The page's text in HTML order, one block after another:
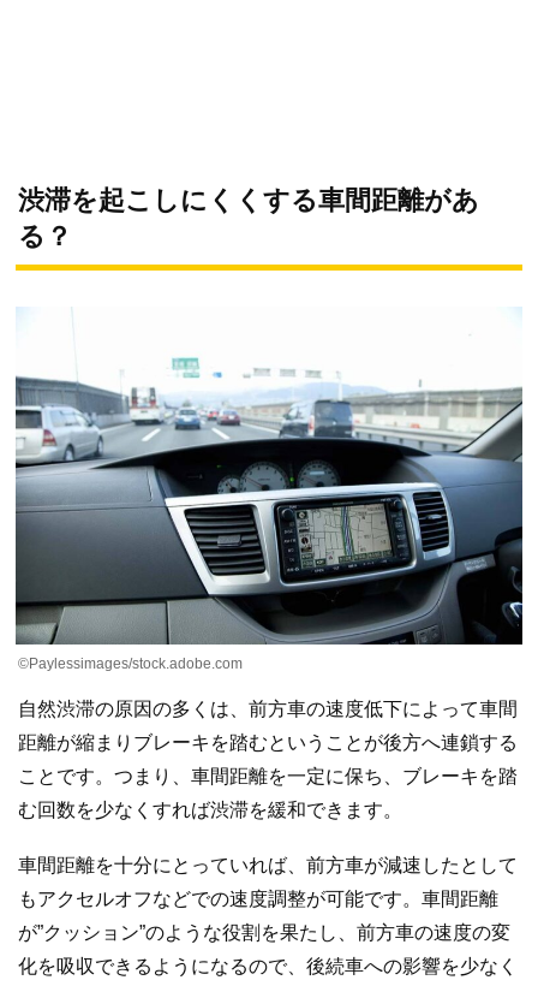
渋滞を起こしにくくする車間距離があ
る？
©︎Paylessimages/stock.adobe.com
自然渋滞の原因の多くは、前方車の速度低下によって車間
距離が縮まりブレーキを踏むということが後方へ連鎖する
ことです。つまり、車間距離を一定に保ち、ブレーキを踏
む回数を少なくすれば渋滞を緩和できます。
車間距離を十分にとっていれば、前方車が減速したとして
もアクセルオフなどでの速度調整が可能です。車間距離
が”クッション”のような役割を果たし、前方車の速度の変
化を吸収できるようになるので、後続車への影響を少なく